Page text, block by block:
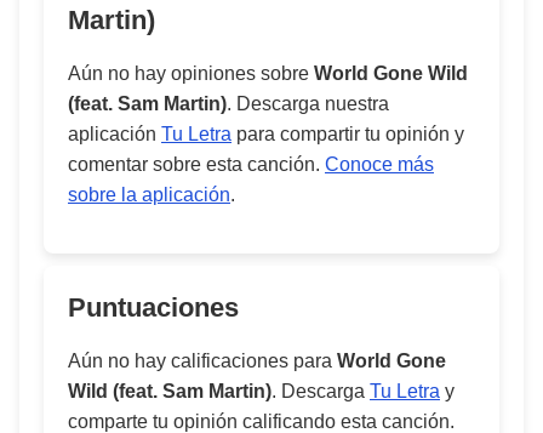
Martin)
Aún no hay opiniones sobre World Gone Wild
(feat. Sam Martin). Descarga nuestra
aplicación Tu Letra para compartir tu opinión y
comentar sobre esta canción. Conoce más
sobre la aplicación.
Puntuaciones
Aún no hay calificaciones para World Gone
Wild (feat. Sam Martin). Descarga Tu Letra y
comparte tu opinión calificando esta canción.